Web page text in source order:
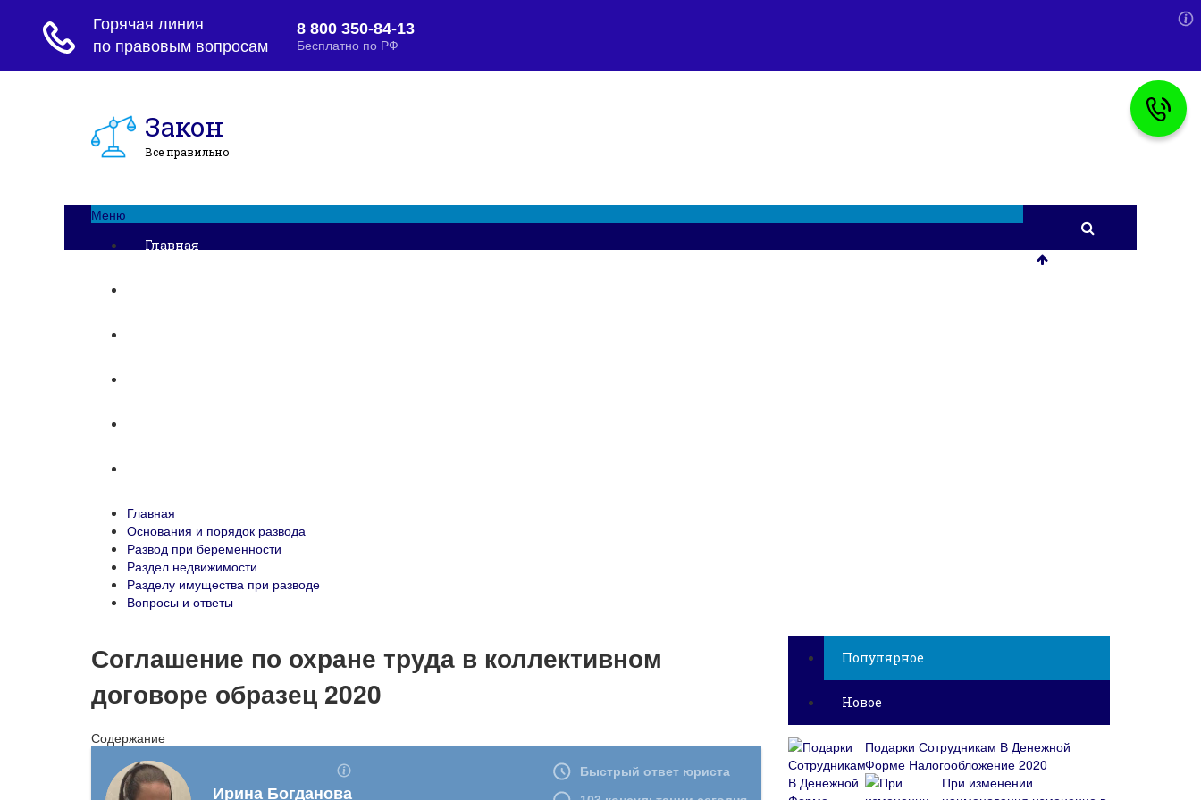
Закон
Все правильно
Меню
Главная
Главная
Основания и порядок развода
Развод при беременности
Раздел недвижимости
Разделу имущества при разводе
Вопросы и ответы
Соглашение по охране труда в коллективном
договоре образец 2020
Содержание
Популярное
Новое
Подарки Сотрудникам В Денежной
Форме Налогообложение 2020
При изменении